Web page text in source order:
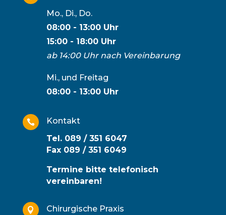
Mo., Di., Do.
08:00 - 13:00 Uhr
15:00 - 18:00 Uhr
ab 14:00 Uhr nach Vereinbarung
Mi., und Freitag
08:00 - 13:00 Uhr

Kontakt
Tel. 089 / 351 6047
Fax 089 / 351 6049
Termine bitte telefonisch
vereinbaren!

Chirurgische Praxis